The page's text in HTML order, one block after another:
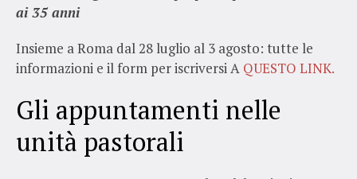
ai 35 anni
Insieme a Roma dal 28 luglio al 3 agosto: tutte le
informazioni e il form per iscriversi A QUESTO LINK.
Gli appuntamenti nelle
unità pastorali